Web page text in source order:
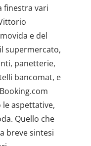
finestra vari
e del
supermercato,
panetterie,
bancomat, e
aspettative,
Quello che
breve sintesi